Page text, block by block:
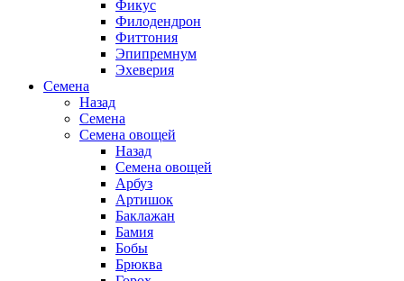
Фикус
Филодендрон
Фиттония
Эпипремнум
Эхеверия
Семена
Назад
Семена
Семена овощей
Назад
Семена овощей
Арбуз
Артишок
Баклажан
Бамия
Бобы
Брюква